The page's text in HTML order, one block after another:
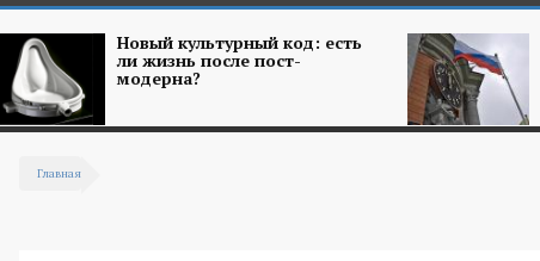
Новый культурный код: есть
ли жизнь после пост-
модерна?
Главная